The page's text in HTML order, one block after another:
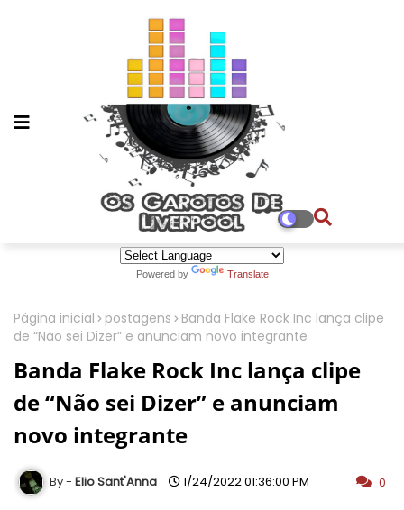
Powered by Translate
Página inicial postagens
Banda Flake Rock Inc lança clipe
de “Não sei Dizer” e anunciam novo integrante
Banda Flake Rock Inc lança clipe
de “Não sei Dizer” e anunciam
novo integrante
Elio Sant'Anna 1/24/2022 01:36:00 PM 0